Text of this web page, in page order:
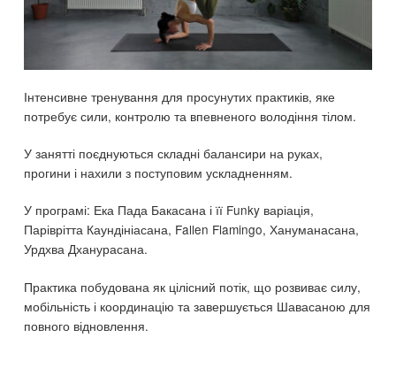
Інтенсивне тренування для просунутих практиків, яке
потребує сили, контролю та впевненого володіння тілом.
У занятті поєднуються складні балансири на руках,
прогини і нахили з поступовим ускладненням.
У програмі: Ека Пада Бакасана і її Funky варіація,
Паріврітта Каундініасана, Fallen Flamingo, Хануманасана,
Урдхва Дханурасана.
Практика побудована як цілісний потік, що розвиває силу,
мобільність і координацію та завершується Шавасаною для
повного відновлення.